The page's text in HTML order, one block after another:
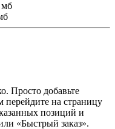
мб
Просто добавьте
перейдите на страницу
позиций и
«Быстрый заказ».